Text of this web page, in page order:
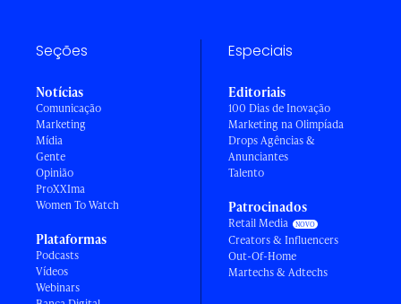
Seções
Notícias
Comunicação
Marketing
Mídia
Gente
Opinião
ProXXIma
Women To Watch
Plataformas
Podcasts
Vídeos
Webinars
Especiais
Editoriais
100 Dias de Inovação
Marketing na Olimpíada
Drops Agências &
Anunciantes
Talento
Patrocinados
Retail Media
Creators & Influencers
Out-Of-Home
Martechs & Adtechs